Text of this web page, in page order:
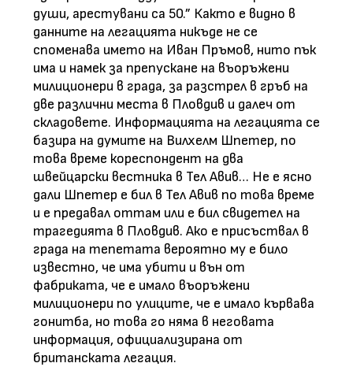
души, арестувани са 50.” Както е видно в
данните на легацията никъде не се
споменава името на Иван Пръмов, нито пък
има и намек за препускане на въоръжени
милиционери в града, за разстрел в гръб на
две различни места в Пловдив и далеч от
складовете. Информацията на легацията се
базира на думите на Вилхелм Шпетер, по
това време кореспондент на два
швейцарски вестника в Тел Авив… Не е ясно
дали Шпетер е бил в Тел Авив по това време
и е предавал оттам или е бил свидетел на
трагедията в Пловдив. Ако е присъствал в
града на тепетата вероятно му е било
известно, че има убити и вън от
фабриката, че е имало въоръжени
милиционери по улиците, че е имало кървава
гонитба, но това го няма в неговата
информация, официализирана от
британската легация.